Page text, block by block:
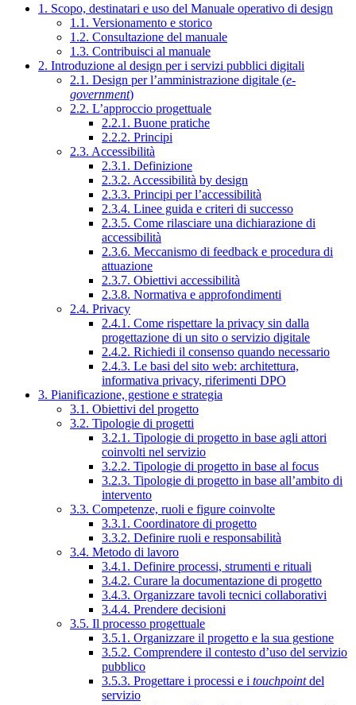
1. Scopo, destinatari e uso del Manuale operativo di design
1.1. Versionamento e storico
1.2. Consultazione del manuale
1.3. Contribuisci al manuale
2. Introduzione al design per i servizi pubblici digitali
2.1. Design per l’amministrazione digitale (e-
government)
2.2. L’approccio progettuale
2.2.1. Buone pratiche
2.2.2. Principi
2.3. Accessibilità
2.3.1. Definizione
2.3.2. Accessibilità by design
2.3.3. Principi per l’accessibilità
2.3.4. Linee guida e criteri di successo
2.3.5. Come rilasciare una dichiarazione di
accessibilità
2.3.6. Meccanismo di feedback e procedura di
attuazione
2.3.7. Obiettivi accessibilità
2.3.8. Normativa e approfondimenti
2.4. Privacy
2.4.1. Come rispettare la privacy sin dalla
progettazione di un sito o servizio digitale
2.4.2. Richiedi il consenso quando necessario
2.4.3. Le basi del sito web: architettura,
informativa privacy, riferimenti DPO
3. Pianificazione, gestione e strategia
3.1. Obiettivi del progetto
3.2. Tipologie di progetti
3.2.1. Tipologie di progetto in base agli attori
coinvolti nel servizio
3.2.2. Tipologie di progetto in base al focus
3.2.3. Tipologie di progetto in base all’ambito di
intervento
3.3. Competenze, ruoli e figure coinvolte
3.3.1. Coordinatore di progetto
3.3.2. Definire ruoli e responsabilità
3.4. Metodo di lavoro
3.4.1. Definire processi, strumenti e rituali
3.4.2. Curare la documentazione di progetto
3.4.3. Organizzare tavoli tecnici collaborativi
3.4.4. Prendere decisioni
3.5. Il processo progettuale
3.5.1. Organizzare il progetto e la sua gestione
3.5.2. Comprendere il contesto d’uso del servizio
pubblico
3.5.3. Progettare i processi e i touchpointdel
servizio